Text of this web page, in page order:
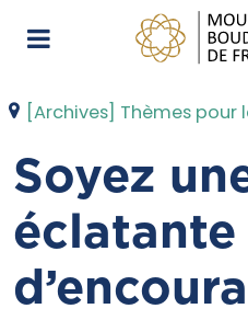
[Archives] Thèmes pour
Soyez
éclatante